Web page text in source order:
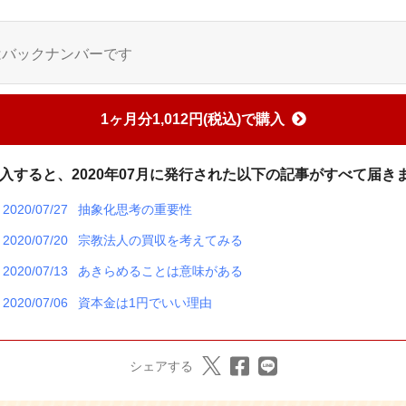
ックナンバーです
1ヶ月分1,012円(税込)で購入
すると、2020年07月に発行された以下の記事がすべて届き
2020/07/27 抽象化思考の重要性
2020/07/20 宗教法人の買収を考えてみる
2020/07/13 あきらめることは意味がある
2020/07/06 資本金は1円でいい理由
シェアする